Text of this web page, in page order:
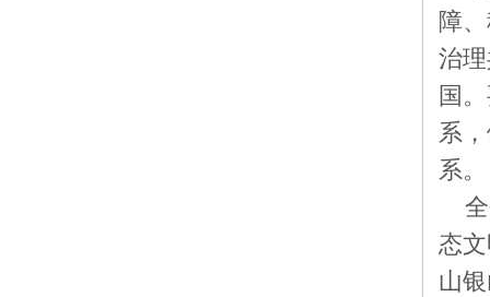
障
治
国
系
系。
态
山